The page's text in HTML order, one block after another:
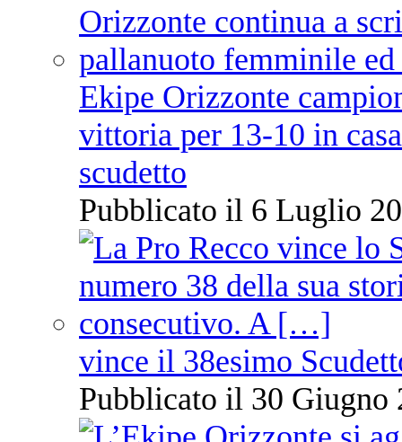
Ekipe Orizzonte
vittoria per 13-10 in
scudetto
Pubblicato il 6 Luglio
vince il 38esimo
Pubblicato il 30 Giugno